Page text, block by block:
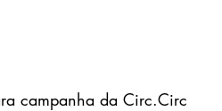
campanha da Circ.Circ